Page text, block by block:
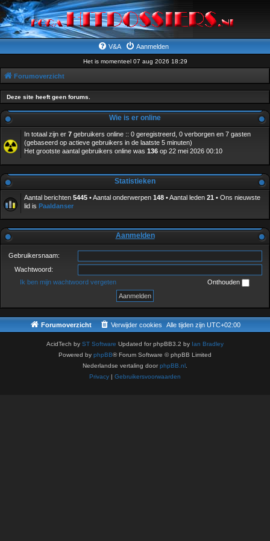
V&A Aanmelden
Het is momenteel 07 aug 2026 18:29
Forumoverzicht
Deze site heeft geen forums.
Wie is er online
In totaal zijn er 7 gebruikers online :: 0 geregistreerd, 0 verborgen en 7 gasten
(gebaseerd op actieve gebruikers in de laatste 5 minuten)
Het grootste aantal gebruikers online was 136 op 22 mei 2026 00:10
Statistieken
Aantal berichten 5445 • Aantal onderwerpen 148 • Aantal leden 21 • Ons nieuwste
lid is Paaldanser
Aanmelden
Gebruikersnaam:
Wachtwoord:
Ik ben mijn wachtwoord vergeten
Onthouden
Forumoverzicht Alle tijden zijn UTC+02:00
Verwijder cookies
AcidTech by ST Software Updated for phpBB3.2 by Ian Bradley
Powered by phpBB® Forum Software © phpBB Limited
Nederlandse vertaling doorphpBB.nl
Privacy | Gebruikersvoorwaarden